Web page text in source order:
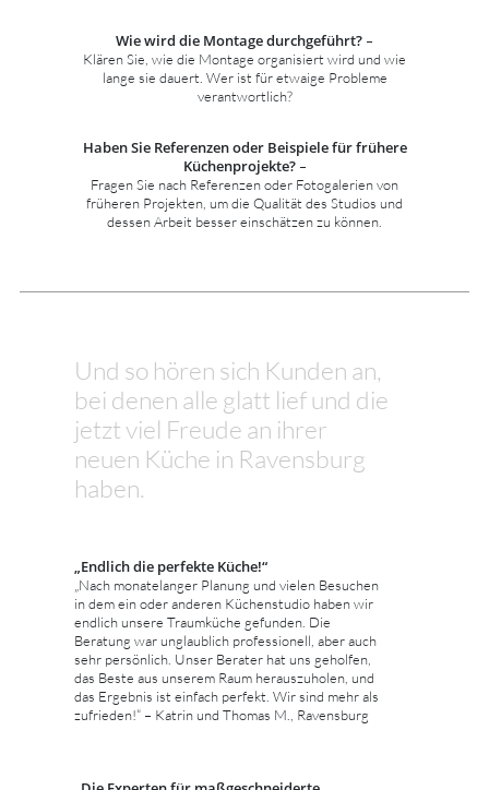
Wie wird die Montage durchgeführt? –
Klären Sie, wie die Montage organisiert wird und wie
lange sie dauert. Wer ist für etwaige Probleme
verantwortlich?
Haben Sie Referenzen oder Beispiele für frühere
Küchenprojekte? –
Fragen Sie nach Referenzen oder Fotogalerien von
früheren Projekten, um die Qualität des Studios und
dessen Arbeit besser einschätzen zu können.
Und so hören sich Kunden an,
bei denen alle glatt lief und die
jetzt viel Freude an ihrer
neuen Küche in Ravensburg
haben.
„Endlich die perfekte Küche!“
„Nach monatelanger Planung und vielen Besuchen
in dem ein oder anderen Küchenstudio haben wir
endlich unsere Traumküche gefunden. Die
Beratung war unglaublich professionell, aber auch
sehr persönlich. Unser Berater hat uns geholfen,
das Beste aus unserem Raum herauszuholen, und
das Ergebnis ist einfach perfekt. Wir sind mehr als
zufrieden!“ – Katrin und Thomas M., Ravensburg